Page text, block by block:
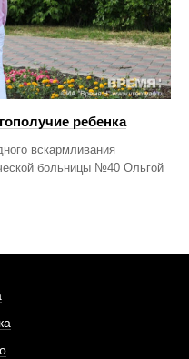
ребенка
вскармливания
больницы №40 Ольгой